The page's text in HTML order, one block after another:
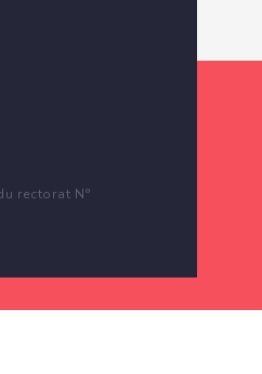
rectorat N°